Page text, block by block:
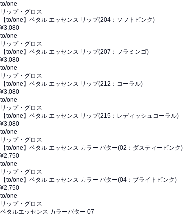
to/one
リップ・グロス
【to/one】ペタル エッセンス リップ(204：ソフトピンク)
¥3,080
to/one
リップ・グロス
【to/one】ペタル エッセンス リップ(207：フラミンゴ)
¥3,080
to/one
リップ・グロス
【to/one】ペタル エッセンス リップ(212：コーラル)
¥3,080
to/one
リップ・グロス
【to/one】ペタル エッセンス リップ(215：レディッシュコーラル)
¥3,080
to/one
リップ・グロス
【to/one】ペタル エッセンス カラー バター(02：ダスティーピンク)
¥2,750
to/one
リップ・グロス
【to/one】ペタル エッセンス カラー バター(04：ブライトピンク)
¥2,750
to/one
リップ・グロス
ペタルエッセンス カラーバター 07